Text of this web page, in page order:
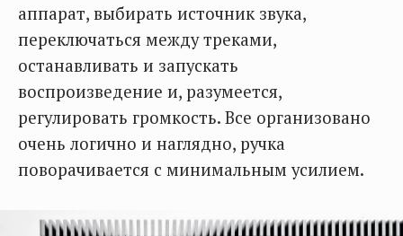
аппарат, выбирать источник звука,
переключаться между треками,
останавливать и запускать
воспроизведение и, разумеется,
регулировать громкость. Все организовано
очень логично и наглядно, ручка
поворачивается с минимальным усилием.